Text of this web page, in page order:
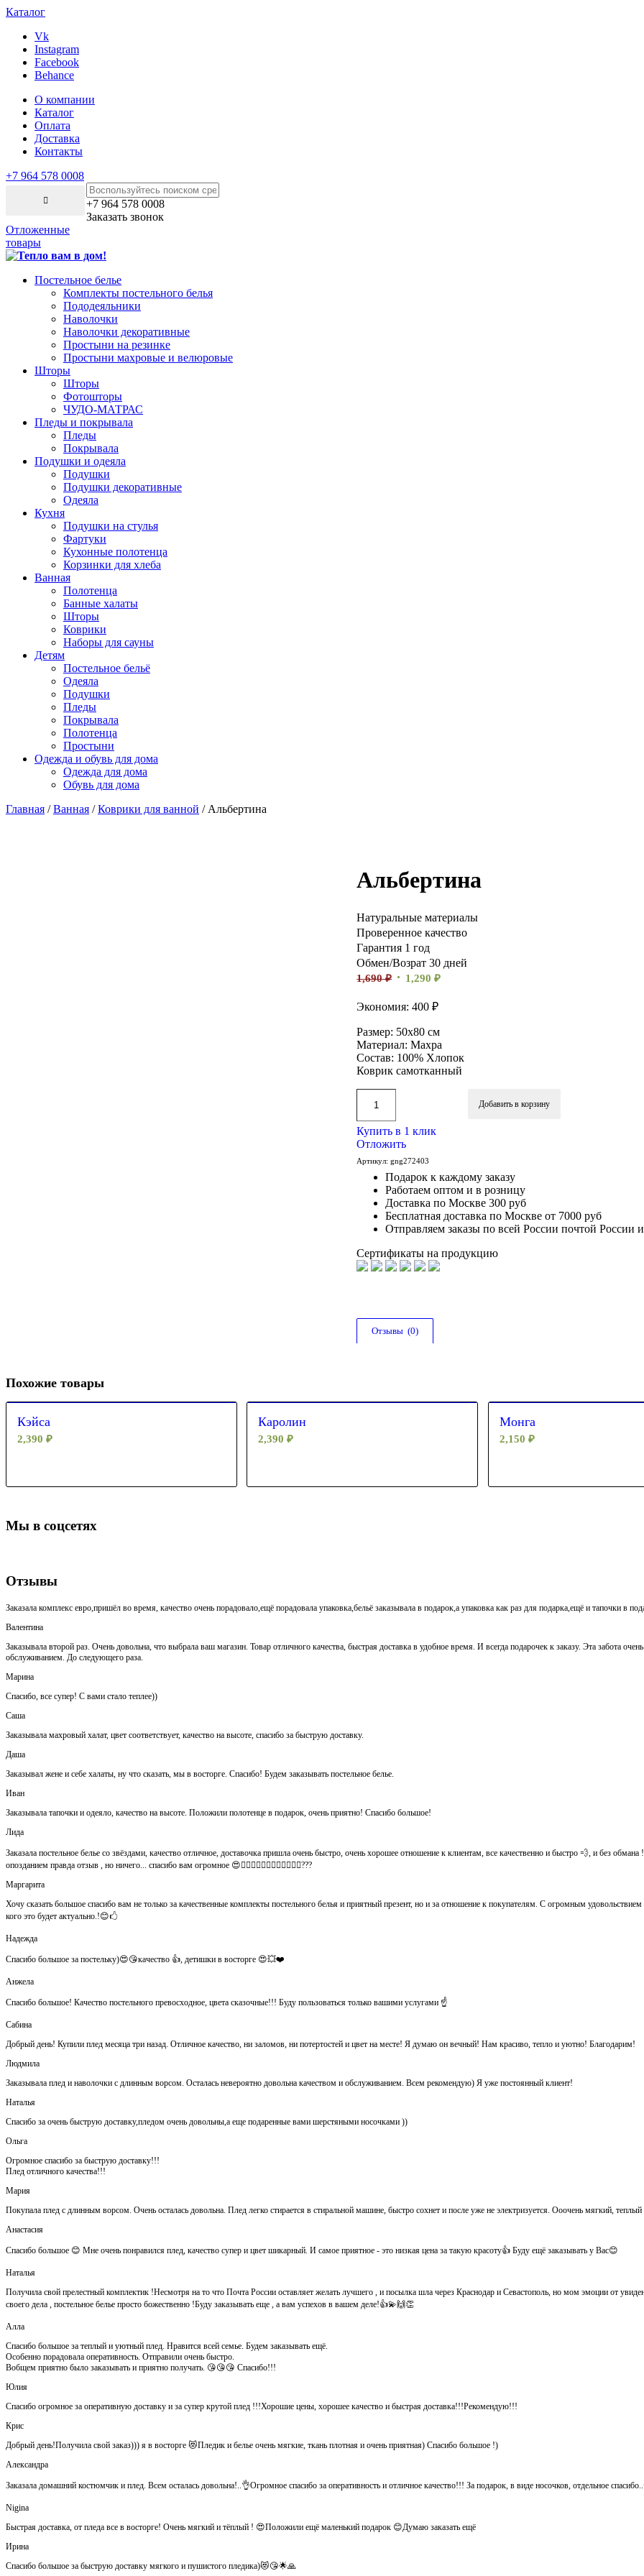
Каталог
Vk
Instagram
Facebook
Behance
О компании
Каталог
Оплата
Доставка
Контакты
+7 964 578 0008
+7 964 578 0008
Заказать звонок
Отложенные
товары
Постельное белье
Комплекты постельного белья
Пододеяльники
Наволочки
Наволочки декоративные
Простыни на резинке
Простыни махровые и велюровые
Шторы
Шторы
Фотошторы
ЧУДО-МАТРАС
Пледы и покрывала
Пледы
Покрывала
Подушки и одеяла
Подушки
Подушки декоративные
Одеяла
Кухня
Подушки на стулья
Фартуки
Кухонные полотенца
Корзинки для хлеба
Ванная
Полотенца
Банные халаты
Шторы
Коврики
Наборы для сауны
Детям
Постельное бельё
Одеяла
Подушки
Пледы
Покрывала
Полотенца
Простыни
Одежда и обувь для дома
Одежда для дома
Обувь для дома
Главная /Ванная /Коврики для ванной / Альбертина
Альбертина
Натуральные материалы
Проверенное качество
Гарантия 1 год
Обмен/Возрат 30 дней
1,690₽ 1,290₽
Экономия: 400 ₽
Размер: 50х80 см
Материал: Махра
Состав: 100% Хлопок
Коврик самотканный
Добавить в корзину
Купить в 1 клик
Отложить
Артикул:gng272403
Подарок к каждому заказу
Работаем оптом и в розницу
Доставка по Москве 300 руб
Бесплатная доставка по Москве от 7000 руб
Отправляем заказы по всей России почтой
Сертификаты на продукцию
Отзывы  (0)
Похожие товары
Кэйса
2,390 ₽
Каролин
2,390₽
Монга
2,150 ₽
Мы в соцсетях
Отзывы
Заказала комплекс евро,пришёл во время, качество очень порадовало,ещё порадовала упаковка,бельё заказывала в подарок,а упаковка как раз для подарка,ещё и тапочки в
Валентина
Заказывала второй раз. Очень довольна, что выбрала ваш магазин. Товар отличного качества, быстрая доставка в удобное время. И всегда подарочек к заказу. Эта забота
обслуживанием. До следующего раза.
Марина
Спасибо, все супер! С вами стало теплее))
Саша
Заказывала махровый халат, цвет соответствует, качество на высоте, спасибо за быструю доставку.
Даша
Заказывал жене и себе халаты, ну что сказать, мы в восторге. Спасибо! Будем заказывать постельное белье.
Иван
Заказывала тапочки и одеяло, качество на высоте. Положили полотенце в подарок, очень приятно! Спасибо большое!
Лида
Заказала постельное белье со звёздами, качество отличное, доставочка пришла очень быстро, очень хорошее отношение к клиентам, все качественно и быстро 💨, и без обмана !
опозданием правда отзыв , но ничего... спасибо вам огромное 😍👍🏻👍🏻👏🏻👌🏻👌🏻👌🏻???
Маргарита
Хочу сказать большое спасибо вам не только за качественные комплекты постельного белья и приятный презент, но и за отношение к покупателям. С огромным
кого это будет актуально.!😊🖒
Надежда
Спасибо большое за постельку)😍😘качество 👍, детишки в восторге 😍💥❤️
Анжела
Спасибо большое! Качество постельного превосходное, цвета сказочные!!! Буду пользоваться только вашими услугами ☝️
Сабина
Добрый день! Купили плед месяца три назад. Отличное качество, ни заломов, ни потертостей и цвет на месте! Я думаю он вечный! Нам красиво, тепло и уютно! Благодарим!
Людмила
Заказывала плед и наволочки с длинным ворсом. Осталась невероятно довольна качеством и обслуживанием. Всем рекомендую) Я уже постоянный клиент!
Наталья
Спасибо за очень быструю доставку,пледом очень довольны,а еще подаренные вами шерстяными носочками ))
Ольга
Огромное спасибо за быструю доставку!!!
Плед отличного качества!!!
Мария
Покупала плед с длинным ворсом. Очень осталась довольна. Плед легко стирается в стиральной машине, быстро сохнет и после уже не электризуется. Ооочень мягкий,
Анастасия
Спасибо большое 😊 Мне очень понравился плед, качество супер и цвет шикарный. И самое приятное - это низкая цена за такую красоту👍 Буду ещё заказывать у Вас😊
Наталья
Получила свой прелестный комплектик !Несмотря на то что Почта России оставляет желать лучшего , и посылка шла через Краснодар и Севастополь, но мом эмоции от
своего дела , постельное белье просто божественно !Буду заказывать еще , а вам успехов в вашем деле!👍💫🙌👏
Алла
Спасибо большое за теплый и уютный плед. Нравится всей семье. Будем заказывать ещё.
Особенно порадовала оперативность. Отправили очень быстро.
Вобщем приятно было заказывать и приятно получать. 😘😘😘 Спасибо!!!
Юлия
Спасибо огромное за оперативную доставку и за супер крутой плед !!!Хорошие цены, хорошее качество и быстрая доставка!!!Рекомендую!!!
Крис
Добрый день!Получила свой заказ))) я в восторге 😻Пледик и белье очень мягкие, ткань плотная и очень приятная) Спасибо большое !)
Александра
Заказала домашний костюмчик и плед. Всем осталась довольна!..👌Огромное спасибо за оперативность и отличное качество!!! За подарок, в виде носочков, отдельное
Nigina
Быстрая доставка, от пледа все в восторге! Очень мягкий и тёплый ! 😍Положили ещё маленький подарок 😊Думаю заказать ещё
Ирина
Спасибо большое за быструю доставку мягкого и пушистого пледика)😻😘🌟🙏